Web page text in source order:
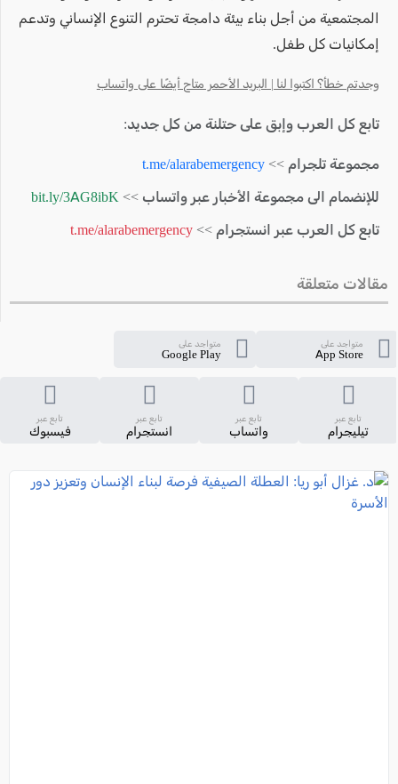
المجتمعية من أجل بناء بيئة دامجة تحترم التنوع الإنساني وتدعم
إمكانيات كل طفل.
وجدتم خطأ؟ اكتبوا لنا | البريد الأحمر متاح أيضًا على واتساب
تابع كل العرب وإبق على حتلنة من كل جديد:
مجموعة تلجرام >> t.me/alarabemergency
للإنضمام الى مجموعة الأخبار عبر واتساب >> bit.ly/3AG8ibK
تابع كل العرب عبر انستجرام >> t.me/alarabemergency
مقالات متعلقة
متواجد على
App Store
متواجد على
Google Play
تابع عبر
تيليجرام
تابع عبر
واتساب
تابع عبر
انستجرام
تابع عبر
فيسبوك